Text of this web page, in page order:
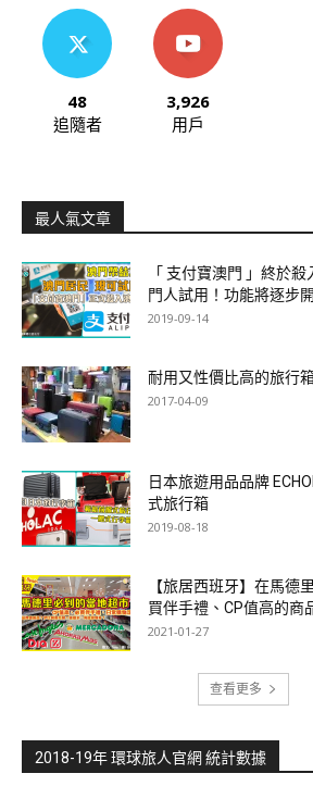
48
追隨者
3,926
用戶
最人氣文章
「 支付寶澳門 」終於
門人試用！功能將逐步
2019-09-14
耐用又性價比高的旅行
2017-04-09
日本旅遊用品品牌
式旅行箱
2019-08-18
【旅居西班牙】在馬德
買伴手禮、CP值高的商
2021-01-27
查看更多
2018-19年 環球旅人官網 統計數據